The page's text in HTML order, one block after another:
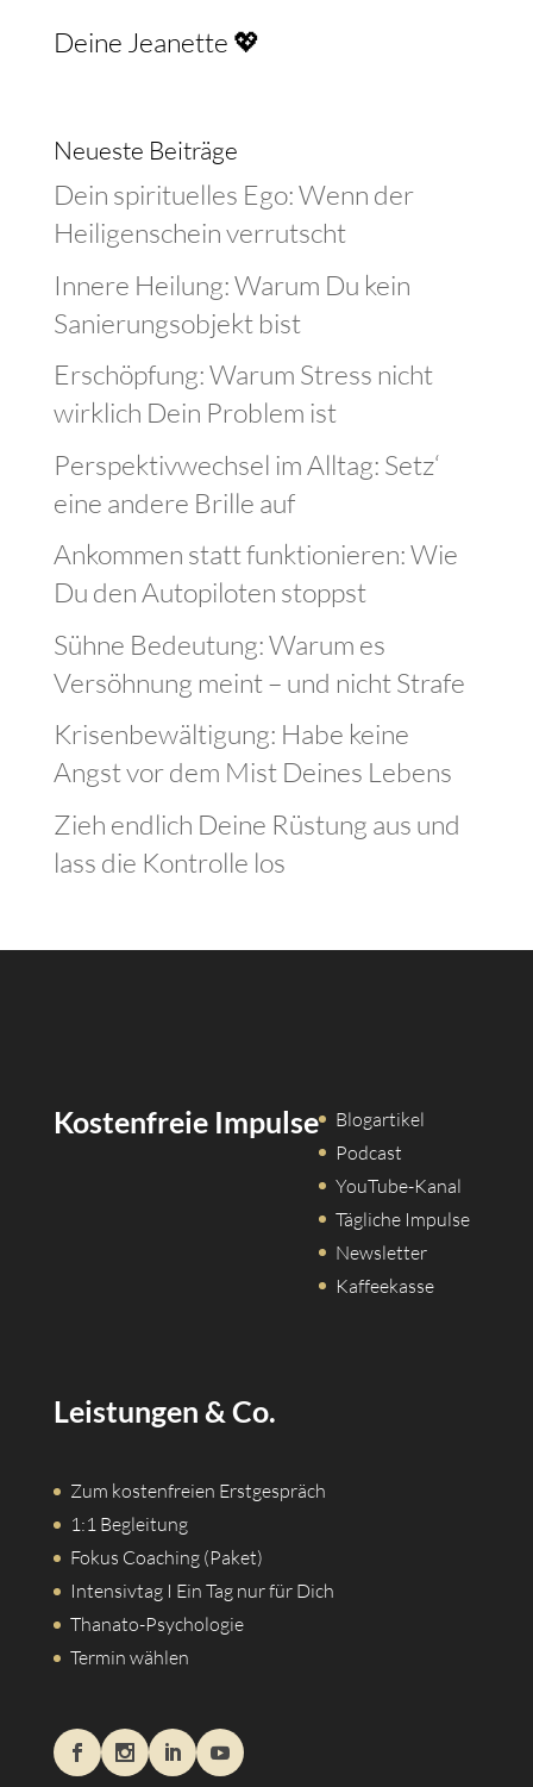
Deine Jeanette 💖
Neueste Beiträge
Dein spirituelles Ego: Wenn der
Heiligenschein verrutscht
Innere Heilung: Warum Du kein
Sanierungsobjekt bist
Erschöpfung: Warum Stress nicht
wirklich Dein Problem ist
Perspektivwechsel im Alltag: Setz‘
eine andere Brille auf
Ankommen statt funktionieren: Wie
Du den Autopiloten stoppst
Sühne Bedeutung: Warum es
Versöhnung meint – und nicht Strafe
Krisenbewältigung: Habe keine
Angst vor dem Mist Deines Lebens
Zieh endlich Deine Rüstung aus und
lass die Kontrolle los
Kostenfreie Impulse
Blogartikel
Podcast
YouTube-Kanal
Tägliche Impulse
Newsletter
Kaffeekasse
Leistungen & Co.
Zum kostenfreien Erstgespräch
1:1 Begleitung
Fokus Coaching (Paket)
Intensivtag I Ein Tag nur für Dich
Thanato-Psychologie
Termin wählen